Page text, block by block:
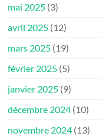
mai 2025 (3)
avril 2025 (12)
mars 2025 (19)
février 2025 (5)
janvier 2025 (9)
décembre 2024 (10)
novembre 2024 (13)